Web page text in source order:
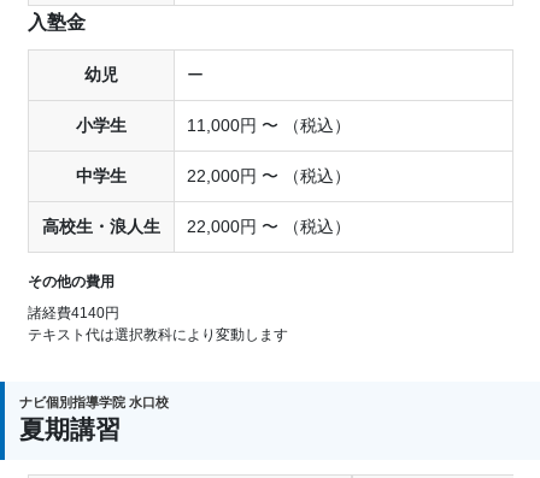
入塾金
幼児 ー
小学生 11,000円 〜 （税込）
中学生 22,000円 〜 （税込）
高校生・浪人生 22,000円 〜 （税込）
その他の費用
諸経費4140円
テキスト代は選択教科により変動します
ナビ個別指導学院 水口校
夏期講習